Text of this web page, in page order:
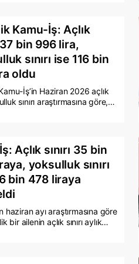
1,04 artış yönünde oldu.
Kamu-İş: Açlık
37 bin 996 lira,
sınırı ise 116 bin
oldu
İş’in Haziran 2026 açlık
sınırı araştırmasına göre,
ücretle geçinen bir ailenin
sınırının altında kaldığını,
memur maaşının ise yoksulluk
ulaşabilmesi için yüzde 87,6
artırılması gerektiğini açıkladı.
Açlık sınırı 35 bin
yoksulluk sınırı
bin 478 liraya
haziran ayı araştırmasına göre
bir ailenin açlık sınırı aylık